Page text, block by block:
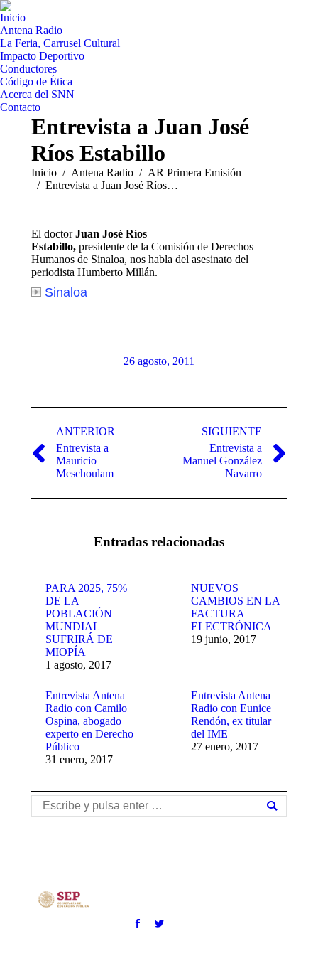
Inicio
Antena Radio
La Feria, Carrusel Cultural
Impacto Deportivo
Conductores
Código de Ética
Acerca del SNN
Contacto
Entrevista a Juan José
Ríos Estabillo
Estás aquí:
Inicio Antena Radio
AR Primera Emisión
Entrevista a Juan José Ríos…
El doctorJuan José Ríos
Estabillo, presidente de la Comisión de Derechos
Humanos de Sinaloa, nos habla del asesinato del
periodista Humberto Millán.
Sinaloa
26 agosto, 2011
entre
publicaciones
ANTERIOR
Publicación
anterior:
Entrevista a
Mauricio
Meschoulam
SIGUIENTE
Publicación
Entrevista a
Manuel González
Navarro
Entradas relacionadas
PARA 2025, 75%
DE LA
POBLACIÓN
MUNDIAL
SUFRIRÁ DE
MIOPÍA
1 agosto, 2017
NUEVOS
CAMBIOS EN LA
FACTURA
ELECTRÓNICA
19 junio, 2017
Entrevista Antena
Radio con Camilo
Ospina, abogado
experto en Derecho
Público
31 enero, 2017
Entrevista Antena
Radio con Eunice
Rendón, ex titular
del IME
27 enero, 2017
Buscar: